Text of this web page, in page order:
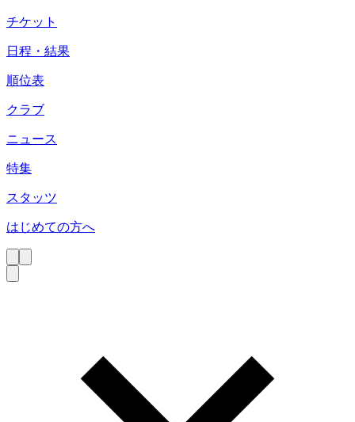
チケット
日程・結果
順位表
クラブ
ニュース
特集
スタッツ
はじめての方へ